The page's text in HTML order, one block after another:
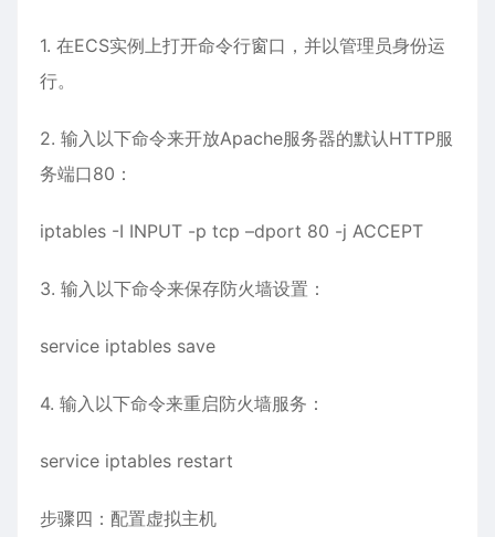
1. 在ECS实例上打开命令行窗口，并以管理员身份运
行。
2. 输入以下命令来开放Apache服务器的默认HTTP服
务端口80：
iptables -I INPUT -p tcp –dport 80 -j ACCEPT
3. 输入以下命令来保存防火墙设置：
service iptables save
4. 输入以下命令来重启防火墙服务：
service iptables restart
步骤四：配置虚拟主机